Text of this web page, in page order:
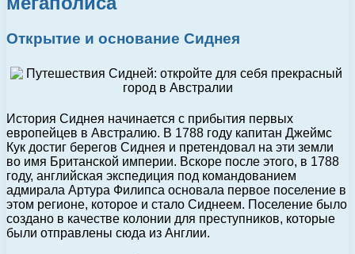
Открытие и основание Сиднея
История Сиднея начинается с прибытия первых
европейцев в Австралию. В 1788 году капитан Джеймс
Кук достиг берегов Сиднея и претендовал на эти земли
во имя Британской империи. Вскоре после этого, в 1788
году, английская экспедиция под командованием
адмирала Артура Филипса основала первое поселение в
этом регионе, которое и стало Сиднеем. Поселение было
создано в качестве колонии для преступников, которые
были отправлены сюда из Англии.